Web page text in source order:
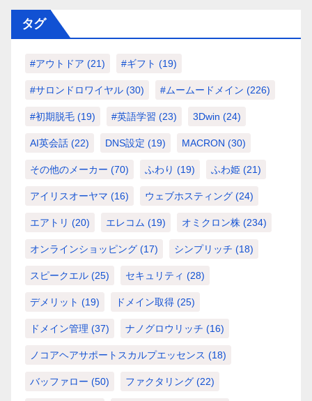
タグ
#アウトドア (21) #ギフト (19)
#サロンドロワイヤル (30) #ムームードメイン (226)
#初期脱毛 (19) #英語学習 (23) 3Dwin (24)
AI英会話 (22) DNS設定 (19) MACRON (30)
その他のメーカー (70) ふわり (19) ふわ姫 (21)
アイリスオーヤマ (16) ウェブホスティング (24)
エアトリ (20) エレコム (19) オミクロン株 (234)
オンラインショッピング (17) シンプリッチ (18)
スピークエル (25) セキュリティ (28)
デメリット (19) ドメイン取得 (25)
ドメイン管理 (37) ナノグロウリッチ (16)
ノコアヘアサポートスカルプエッセンス (18)
バッファロー (50) ファクタリング (22)